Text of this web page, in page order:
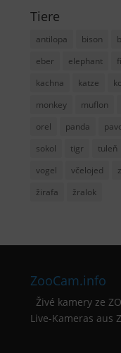
Tiere
antilopa bison
eber
elephant
kachna
katze
monkey
muflon
orel
panda
sokol
tigr tuleň
vogel
včelojed
žirafa
žralok
ZooCam.info
Živé kamery ze
Live-Kameras aus